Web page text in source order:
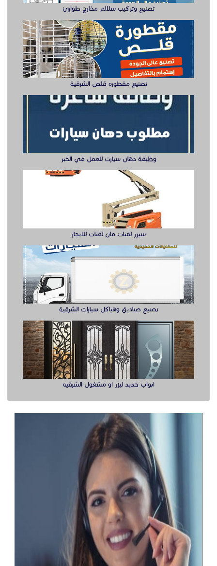
تصنيع وتركيب سلالم مخارج طوارئ
تصنيع مقطوره قلص الشرقية
وظيفة دهان سيارت للعمل في الخبر
سيزر لفتات مان لفتات للايجار
تصنيع صناديق وهياكل سيارات الشرقية
ابواب حديد ليزر او مشغول الشرقيه